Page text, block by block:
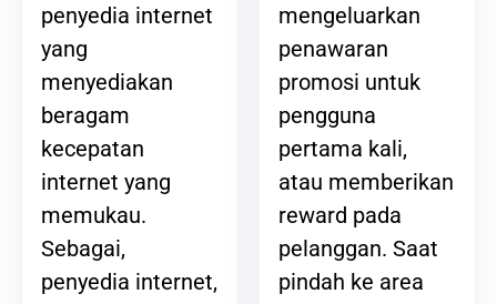
penyedia internet
yang
menyediakan
beragam
kecepatan
internet yang
memukau.
Sebagai,
penyedia internet,
mengeluarkan
penawaran
promosi untuk
pengguna
pertama kali,
atau memberikan
reward pada
pelanggan. Saat
pindah ke area